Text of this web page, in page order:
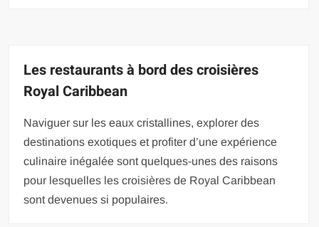
Les restaurants à bord des croisières
Royal Caribbean
Naviguer sur les eaux cristallines, explorer des
destinations exotiques et profiter d’une expérience
culinaire inégalée sont quelques-unes des raisons
pour lesquelles les croisières de Royal Caribbean
sont devenues si populaires.